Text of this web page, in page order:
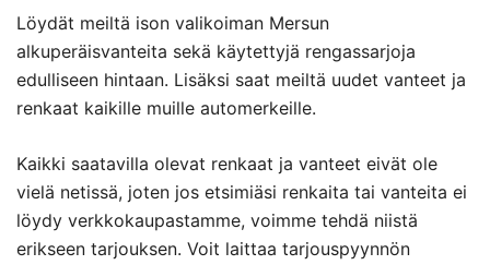
Löydät meiltä ison valikoiman Mersun
alkuperäisvanteita sekä käytettyjä rengassarjoja
edulliseen hintaan. Lisäksi saat meiltä uudet vanteet ja
renkaat kaikille muille automerkeille.
Kaikki saatavilla olevat renkaat ja vanteet eivät ole
vielä netissä, joten jos etsimiäsi renkaita tai vanteita ei
löydy verkkokaupastamme, voimme tehdä niistä
erikseen tarjouksen. Voit laittaa tarjouspyynnön